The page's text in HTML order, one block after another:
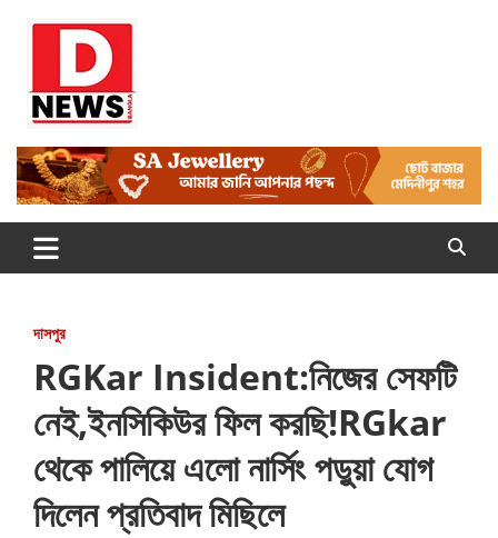
Dnews
#Medinipur24X7News
দাসপুর
RGKar Insident:নিজের সেফটি
নেই,ইনসিকিউর ফিল করছি!RGkar
থেকে পালিয়ে এলো নার্সিং পড়ুয়া যোগ
দিলেন প্রতিবাদ মিছিলে